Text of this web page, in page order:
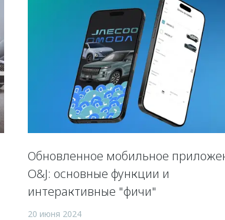
Обновленное мобильное
O&J: основные функции и
интерактивные "фичи"
20 июня 2024